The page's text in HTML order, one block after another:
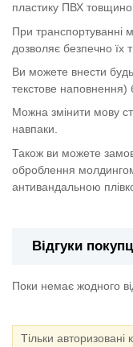
пластику ПВХ
При транспортуванні
дозволяє безпечно їх
Ви можете внести
текстове наповнення)
Можна змінити мову
навпаки.
Також ви можете
оброблення
антивандальною
Відгуки
Поки немає жодного
Тільки авторизовані